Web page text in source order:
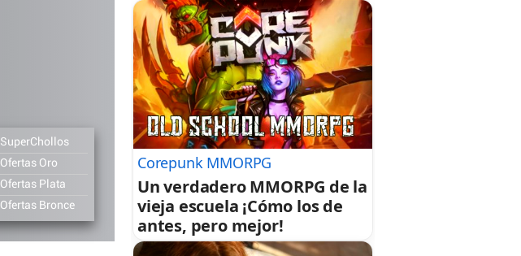
SuperChollos
Ofertas Oro
Ofertas Plata
Ofertas Bronce
Corepunk MMORPG
Un verdadero MMORPG de la
vieja escuela ¡Cómo los de
antes, pero mejor!